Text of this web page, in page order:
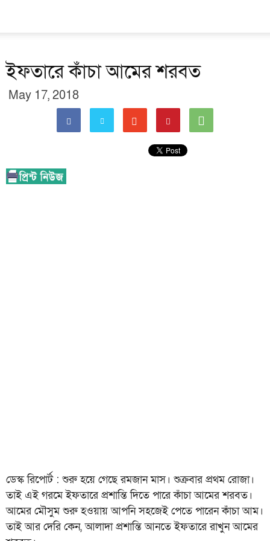
ইফতারে কাঁচা আমের শরবত
May 17, 2018
ডেস্ক রিপোর্ট : শুরু হয়ে গেছে রমজান মাস। শুক্রবার প্রথম রোজা।
তাই এই গরমে ইফতারে প্রশান্তি দিতে পারে কাঁচা আমের শরবত।
আমের মৌসুম শুরু হওয়ায় আপনি সহজেই পেতে পারেন কাঁচা আম।
তাই আর দেরি কেন, আলাদা প্রশান্তি আনতে ইফতারে রাখুন আমের